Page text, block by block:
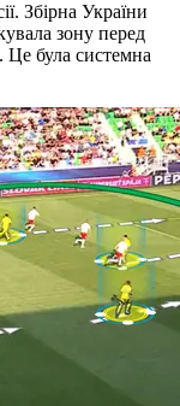
Збірна України
зону перед
була системна